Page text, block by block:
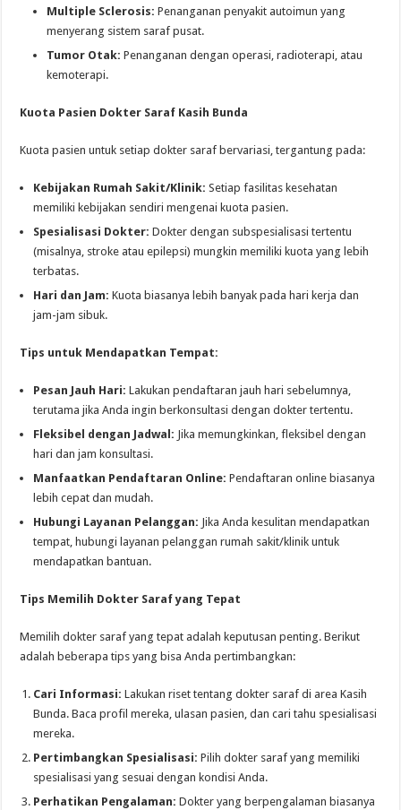
Multiple Sclerosis: Penanganan penyakit autoimun yang
menyerang sistem saraf pusat.
Tumor Otak: Penanganan dengan operasi, radioterapi, atau
kemoterapi.
Kuota Pasien Dokter Saraf Kasih Bunda
Kuota pasien untuk setiap dokter saraf bervariasi, tergantung pada:
Kebijakan Rumah Sakit/Klinik: Setiap fasilitas kesehatan
memiliki kebijakan sendiri mengenai kuota pasien.
Spesialisasi Dokter: Dokter dengan subspesialisasi tertentu
(misalnya, stroke atau epilepsi) mungkin memiliki kuota yang lebih
terbatas.
Hari dan Jam: Kuota biasanya lebih banyak pada hari kerja dan
jam-jam sibuk.
Tips untuk Mendapatkan Tempat:
Pesan Jauh Hari: Lakukan pendaftaran jauh hari sebelumnya,
terutama jika Anda ingin berkonsultasi dengan dokter tertentu.
Fleksibel dengan Jadwal: Jika memungkinkan, fleksibel dengan
hari dan jam konsultasi.
Manfaatkan Pendaftaran Online: Pendaftaran online biasanya
lebih cepat dan mudah.
Hubungi Layanan Pelanggan: Jika Anda kesulitan mendapatkan
tempat, hubungi layanan pelanggan rumah sakit/klinik untuk
mendapatkan bantuan.
Tips Memilih Dokter Saraf yang Tepat
Memilih dokter saraf yang tepat adalah keputusan penting. Berikut
adalah beberapa tips yang bisa Anda pertimbangkan:
Cari Informasi: Lakukan riset tentang dokter saraf di area Kasih
Bunda. Baca profil mereka, ulasan pasien, dan cari tahu spesialisasi
mereka.
Pertimbangkan Spesialisasi: Pilih dokter saraf yang memiliki
spesialisasi yang sesuai dengan kondisi Anda.
Perhatikan Pengalaman: Dokter yang berpengalaman biasanya